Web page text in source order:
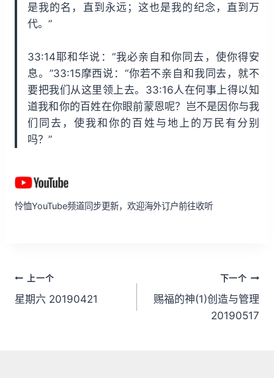
是我的名，直到永远；这也是我的纪念，直到万
代。”
33:14耶和华说：“我必亲自和你同去，使你得安
息。”33:15摩西说：“你若不亲自和我同去，就不
要把我们从这里领上去。33:16人在何事上得以知
道我和你的百姓在你眼前蒙恩呢？岂不是因你与我
们同去，使我和你的百姓与地上的万民有分别
吗？”
怜恤YouTube频道同步更新，欢迎海外订户前往收听
文
章
上一个
星期六 20190421
下一个
赐福的神(1)创造与管理
20190517